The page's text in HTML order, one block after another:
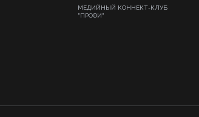
МЕДИЙНЫЙ КОННЕКТ-КЛУБ
"ПРОФИ"